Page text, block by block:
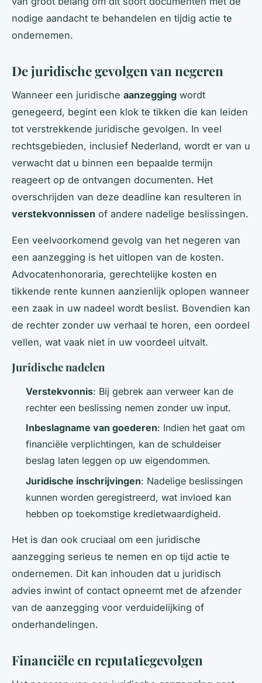
nodige aandacht te behandelen en tijdig actie te
ondernemen.
De juridische gevolgen van negeren
Wanneer een juridische aanzegging wordt
genegeerd, begint een klok te tikken die kan leiden
tot verstrekkende juridische gevolgen. In veel
rechtsgebieden, inclusief Nederland, wordt er van u
verwacht dat u binnen een bepaalde termijn
reageert op de ontvangen documenten. Het
overschrijden van deze deadline kan resulteren in
verstekvonnissen of andere nadelige beslissingen.
Een veelvoorkomend gevolg van het negeren van
een aanzegging is het uitlopen van de kosten.
Advocatenhonoraria, gerechtelijke kosten en
tikkende rente kunnen aanzienlijk oplopen wanneer
een zaak in uw nadeel wordt beslist. Bovendien kan
de rechter zonder uw verhaal te horen, een oordeel
vellen, wat vaak niet in uw voordeel uitvalt.
Juridische nadelen
Verstekvonnis: Bij gebrek aan verweer kan de
rechter een beslissing nemen zonder uw input.
Inbeslagname van goederen: Indien het gaat om
financiële verplichtingen, kan de schuldeiser
beslag laten leggen op uw eigendommen.
Juridische inschrijvingen: Nadelige beslissingen
kunnen worden geregistreerd, wat invloed kan
hebben op toekomstige kredietwaardigheid.
Het is dan ook cruciaal om een juridische
aanzegging serieus te nemen en op tijd actie te
ondernemen. Dit kan inhouden dat u juridisch
advies inwint of contact opneemt met de afzender
van de aanzegging voor verduidelijking of
onderhandelingen.
Financiële en reputatiegevolgen